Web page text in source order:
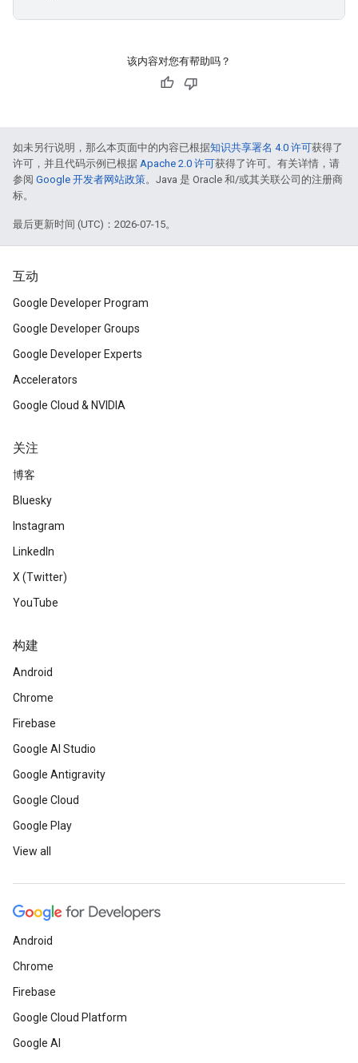
该内容对您有帮助吗？
如未另行说明，那么本页面中的内容已根据知识共享署名 4.0 许可获得了
许可，并且代码示例已根据 Apache 2.0 许可获得了许可。有关详情，请
参阅 Google 开发者网站政策。Java 是 Oracle 和/或其关联公司的注册商
标。
最后更新时间 (UTC)：2026-07-15。
互动
Google Developer Program
Google Developer Groups
Google Developer Experts
Accelerators
Google Cloud & NVIDIA
关注
博客
Bluesky
Instagram
LinkedIn
X (Twitter)
YouTube
构建
Android
Chrome
Firebase
Google AI Studio
Google Antigravity
Google Cloud
Google Play
View all
Android
Chrome
Firebase
Google Cloud Platform
Google AI